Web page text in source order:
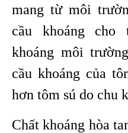
mang từ môi
cầu khoáng cho
khoáng môi
cầu khoáng của
hơn tôm sú do chu
Chất khoáng hòa